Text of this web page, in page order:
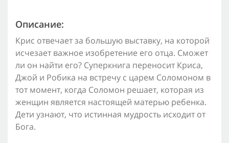
Описание:
Крис отвечает за большую выставку, на которой
исчезает важное изобретение его отца. Сможет
ли он найти его? Суперкнига переносит Криса,
Джой и Робика на встречу с царем Соломоном в
тот момент, когда Соломон решает, которая из
женщин является настоящей матерью ребенка.
Дети узнают, что истинная мудрость исходит от
Бога.